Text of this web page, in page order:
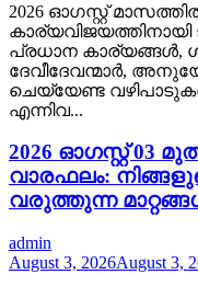
2026 ഓഗസ്റ്റ്
പ്രധാന കാര്യങ്ങൾ,
ദേവീദേവന്മാർ,
ചെയ്യേണ്ട
എന്നിവ...
2026 ഓഗസ്റ്റ് 03
വാരഫലം:
വരുത്തുന്ന
admin
August 3, 2026August 3,